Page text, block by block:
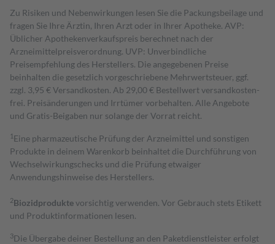
Zu Risiken und Nebenwirkungen lesen Sie die Packungsbeilage und
fragen Sie Ihre Ärztin, Ihren Arzt oder in Ihrer Apotheke. AVP:
Üblicher Apothekenverkaufspreis berechnet nach der
Arzneimittelpreisverordnung. UVP: Unverbindliche
Preisempfehlung des Herstellers. Die angegebenen Preise
beinhalten die gesetzlich vorgeschriebene Mehrwertsteuer, ggf.
zzgl. 3,95 € Versandkosten. Ab 29,00 € Bestell­wert versand­kosten­
frei. Preisänderungen und Irrtümer vorbehalten. Alle Angebote
und Gratis-Beigaben nur solange der Vorrat reicht.
1 Eine pharmazeutische Prüfung der Arzneimittel und sonstigen
Produkte in deinem Warenkorb beinhaltet die Durchführung von
Wechselwirkungschecks und die Prüfung etwaiger
Anwendungshinweise des Herstellers.
2Biozidproduktevorsichtig verwenden. Vor Gebrauch stets Etikett
und Produktinformationen lesen.
3Die Übergabe deiner Bestellung an den Paketdienstleister erfolgt